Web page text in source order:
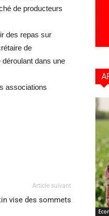
de producteurs
des repas sur
de
dans une
associations
Article suivant
vise des sommets